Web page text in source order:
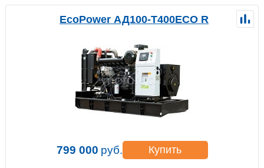
EcoPower АД100-T400ECO R
799 000 руб. Купить